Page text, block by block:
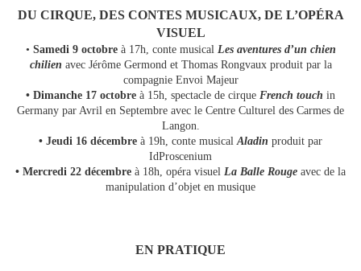
DU CIRQUE, DES CONTES MUSICAUX, DE L’OPÉRA
VISUEL
• Samedi 9 octobreà 17h, conte musical Les aventures d’un chien
chilien avec Jérôme Germond et Thomas Rongvaux produit par la
compagnie Envoi Majeur
• Dimanche 17 octobre à 15h, spectacle de cirque French touch in
Germany par Avril en Septembre avec le Centre Culturel des Carmes de
Langon.
• Jeudi 16 décembre à 19h, conte musicalAladin produit par
IdProscenium
• Mercredi 22 décembre à 18h, opéra visuel La Balle Rouge avec de la
manipulation d’objet en musique
EN PRATIQUE